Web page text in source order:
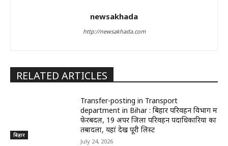
newsakhada
http://newsakhada.com
RELATED ARTICLES
बिहार
Transfer-posting in Transport
department in Bihar : बिहार परिवहन विभाग में
फेरबदल, 19 अपर जिला परिवहन पदाधिकारियों का
तबादला, यहां देखें पूरी लिस्ट
July 24, 2026